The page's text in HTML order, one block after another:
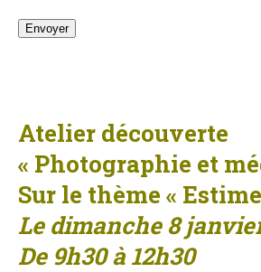
Atelier découverte
« Photographie et
Sur le thème «
Le dimanche 8
De 9h30 à 12h30